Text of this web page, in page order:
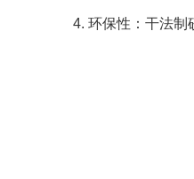
4. 环保性：干法制